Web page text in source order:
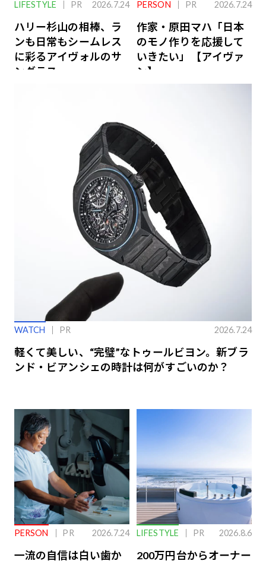
LIFESTYLE PR 2026.7.24
ハリー杉山の相棒、ラ
ンも日常もシームレス
に彩るアイヴォルのサ
ングラス
PERSON PR 2026.7.24
作家・原田マハ「日本
のモノ作りを応援して
いきたい」【アイヴァ
ン】
WATCH PR 2026.7.24
軽くて美しい、“完璧”なトゥールビヨン。新ブラ
ンド・ビアンシェの時計は何がすごいのか？
PERSON PR 2026.7.24
一流の自信は白い歯か
LIFESTYLE PR 2026.8.6
200万円台からオーナー